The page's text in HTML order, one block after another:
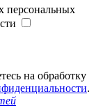
персональных
на обработку
.